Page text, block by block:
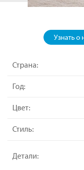
Узнать о
Страна:
Год:
Цвет:
Стиль:
Детали: